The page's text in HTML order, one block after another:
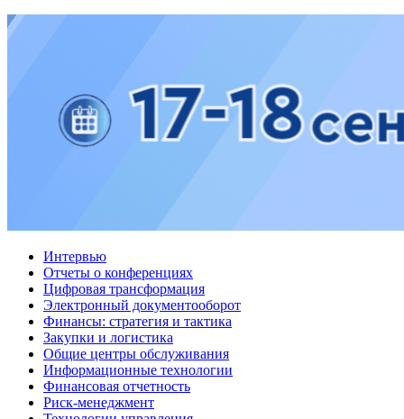
Интервью
Отчеты о конференциях
Цифровая трансформация
Электронный документооборот
Финансы: стратегия и тактика
Закупки и логистика
Общие центры обслуживания
Информационные технологии
Финансовая отчетность
Риск-менеджмент